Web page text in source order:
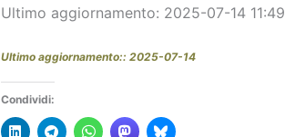
Ultimo aggiornamento: 2025-07-14 11:49
Ultimo aggiornamento:: 2025-07-14
Condividi: